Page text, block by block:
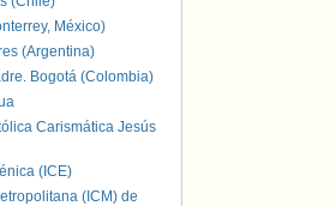
México)
(Argentina)
Bogotá (Colombia)
Carismática Jesús
(ICE)
(ICM) de